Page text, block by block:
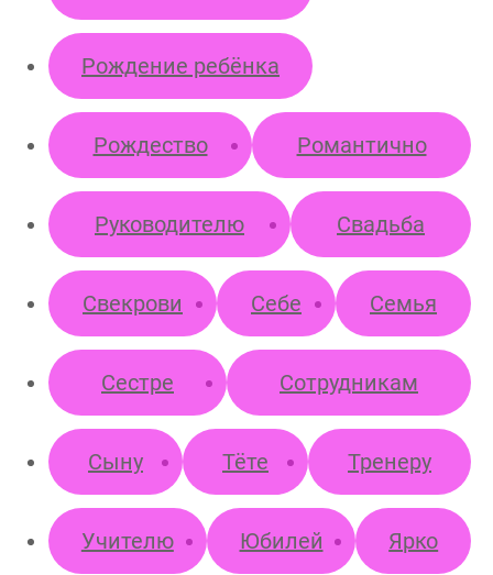
Рождение ребёнка
Рождество Романтично
Руководителю Свадьба
Свекрови Себе Семья
Сестре Сотрудникам
Сыну Тёте Тренеру
Учителю Юбилей Ярко